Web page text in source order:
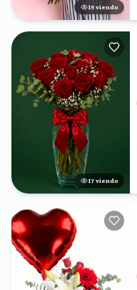
19 viendo
18 viendo